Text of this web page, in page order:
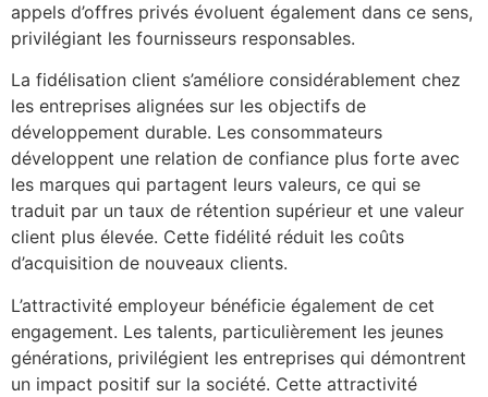
appels d’offres privés évoluent également dans ce sens,
privilégiant les fournisseurs responsables.
La fidélisation client s’améliore considérablement chez
les entreprises alignées sur les objectifs de
développement durable. Les consommateurs
développent une relation de confiance plus forte avec
les marques qui partagent leurs valeurs, ce qui se
traduit par un taux de rétention supérieur et une valeur
client plus élevée. Cette fidélité réduit les coûts
d’acquisition de nouveaux clients.
L’attractivité employeur bénéficie également de cet
engagement. Les talents, particulièrement les jeunes
générations, privilégient les entreprises qui démontrent
un impact positif sur la société. Cette attractivité